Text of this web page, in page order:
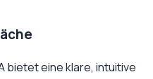
bietet eine klare, intuitive